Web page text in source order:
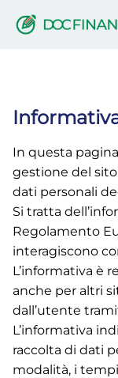
In questa
gestione del
dati personali
Si tratta
Regolamento
interagiscono
L’informativa è
anche per altri
dall’utente
L’informativa
raccolta di dati
modalità, i